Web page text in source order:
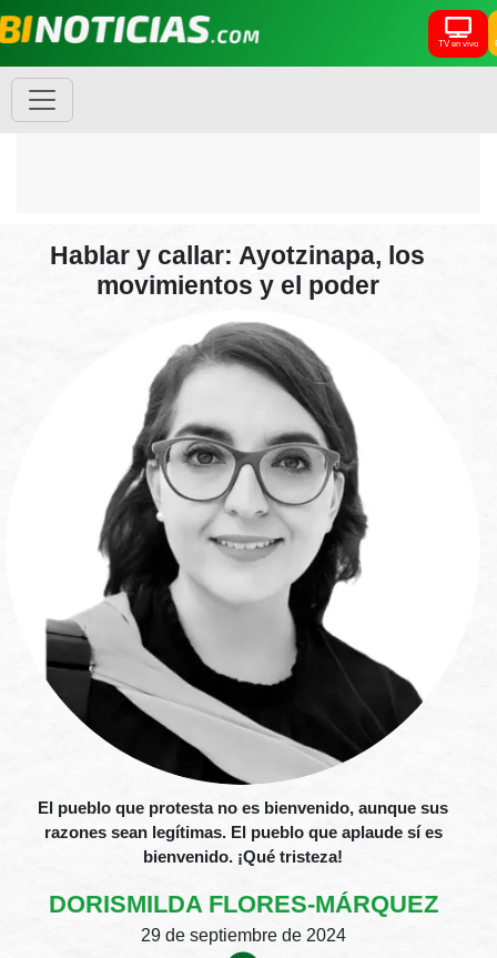
TV en vivo
Hablar y callar: Ayotzinapa, los
movimientos y el poder
El pueblo que protesta no es bienvenido, aunque sus
razones sean legítimas. El pueblo que aplaude sí es
bienvenido. ¡Qué tristeza!
DORISMILDA FLORES-MÁRQUEZ
29 de septiembre de 2024